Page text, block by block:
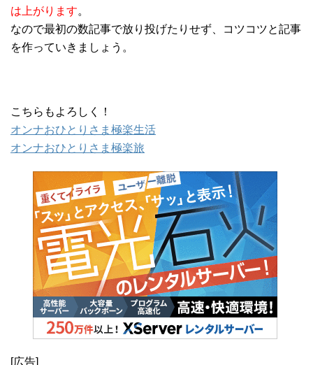
は上がります。
なので最初の数記事で放り投げたりせず、コツコツと記事
を作っていきましょう。
こちらもよろしく！
オンナおひとりさま極楽生活
オンナおひとりさま極楽旅
[広告]